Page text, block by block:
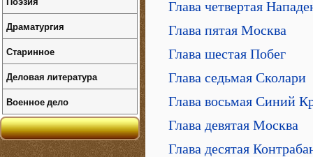
Глава четвертая
Глава пятая Москва
Глава шестая Побег
Глава седьмая Сколари
Глава восьмая Синий
Глава девятая Москва
Глава десятая
Драматургия
Старинное
Деловая литература
Военное дело